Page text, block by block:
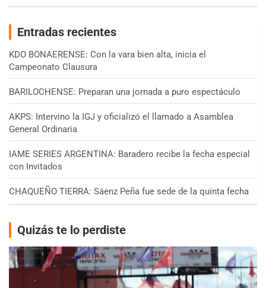
Entradas recientes
KDO BONAERENSE: Con la vara bien alta, inicia el
Campeonato Clausura
BARILOCHENSE: Preparan una jornada a puro espectáculo
AKPS: Intervino la IGJ y oficializó el llamado a Asamblea
General Ordinaria
IAME SERIES ARGENTINA: Baradero recibe la fecha especial
con Invitados
CHAQUEÑO TIERRA: Sáenz Peña fue sede de la quinta fecha
Quizás te lo perdiste